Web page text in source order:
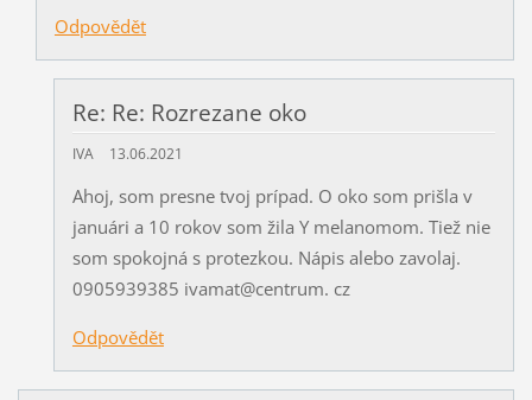
Odpovědět
Re: Re: Rozrezane oko
IVA 13.06.2021
Ahoj, som presne tvoj prípad. O oko som prišla v
januári a 10 rokov som žila Y melanomom. Tiež nie
som spokojná s protezkou. Nápis alebo zavolaj.
0905939385 ivamat@centrum. cz
Odpovědět